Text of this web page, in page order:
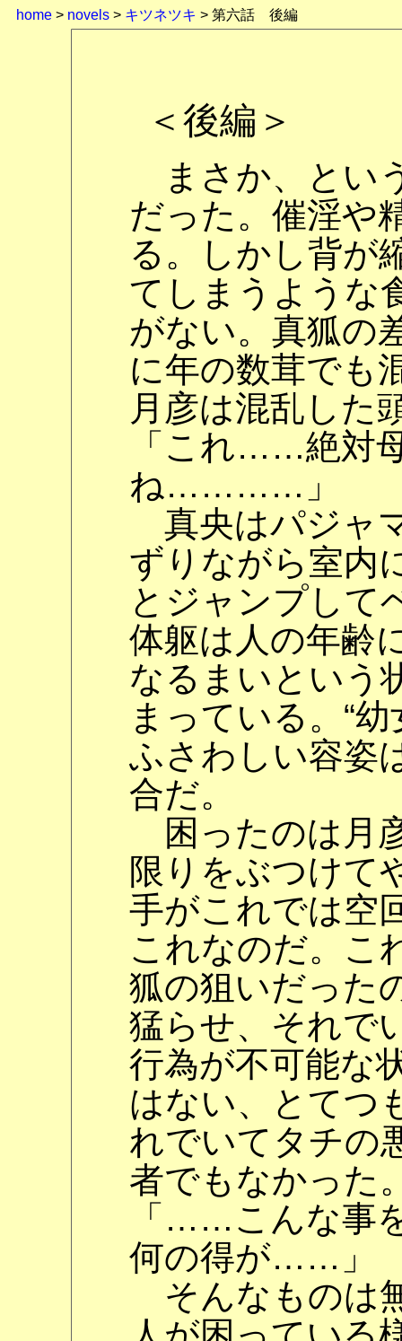
＜後編＞
まさか、とい
だった。催淫や
る。しかし背
てしまうような
がない。真狐の
に年の数茸でも
月彦は混乱した
「これ……絶対
ね…………」
真央はパジャ
ずりながら室内
とジャンプして
体躯は人の年齢
なるまいという
まっている。“
ふさわしい容姿
合だ。
困ったのは月
限りをぶつけて
手がこれでは空
これなのだ。こ
狐の狙いだった
猛らせ、それで
行為が不可能な
はない、とてつ
れでいてタチの
者でもなかった
「……こんな事
何の得が……」
そんなものは
home > novels > キツネツキ > 第六話 後編